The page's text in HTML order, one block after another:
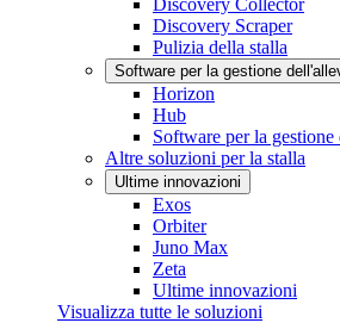
Discovery Collector
Discovery Scraper
Pulizia della stalla
Software per la gestione
Horizon
Hub
Software per la
Altre soluzioni per la stalla
Ultime innovazioni
Exos
Orbiter
Juno Max
Zeta
Ultime innovazioni
Visualizza tutte le soluzioni